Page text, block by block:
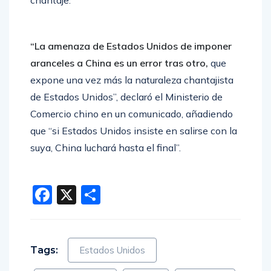
“La amenaza de Estados Unidos de imponer
aranceles a China es un error tras otro, que
expone una vez más la naturaleza chantajista
de Estados Unidos”, declaró el Ministerio de
Comercio chino en un comunicado, añadiendo
que “si Estados Unidos insiste en salirse con la
suya, China luchará hasta el final”.
Facebook
X
Tags: Estados Unidos